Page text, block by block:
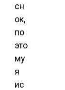
сн
ок,
по
это
му
я
ис